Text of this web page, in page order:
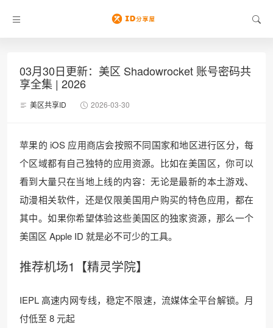
03月30日更新：美区 Shadowrocket 账号密码共
享全集 | 2026
美区共享ID 2026-03-30
苹果的 iOS 应用商店会按照不同国家和地区进行区分，每
个区域都有自己独特的应用资源。比如在美国区，你可以
看到大量只在当地上线的内容：无论是最新的本土游戏、
动漫相关软件，还是仅限美国用户购买的特色应用，都在
其中。如果你希望体验这些美国区的独家资源，那么一个
美国区 Apple ID 就是必不可少的工具。
推荐机场1【精灵学院】
IEPL 高速内网专线，稳定不限速，流媒体全平台解锁。月
付低至 8 元起